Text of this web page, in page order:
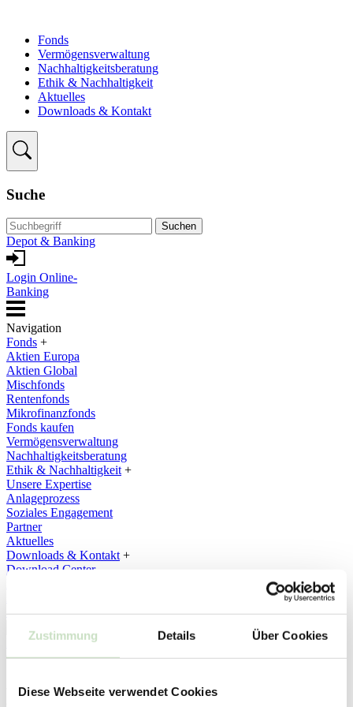
Zustimmung Details Über Cookies
Diese Webseite verwendet Cookies
Fonds
Vermögensverwaltung
Nachhaltigkeitsberatung
Ethik & Nachhaltigkeit
Aktuelles
Downloads & Kontakt
Suche
Suchen
Depot & Banking
Login Online-
Banking
Navigation
Fonds +
Aktien Europa
Aktien Global
Mischfonds
Rentenfonds
Mikrofinanzfonds
Fonds kaufen
Vermögensverwaltung
Nachhaltigkeitsberatung
Ethik & Nachhaltigkeit +
Unsere Expertise
Anlageprozess
Soziales Engagement
Partner
Aktuelles
Downloads & Kontakt +
Download Center
Suche
Suchen
Depot & Banking
02.10.2025
Erdbeben erschüttert Cebu: